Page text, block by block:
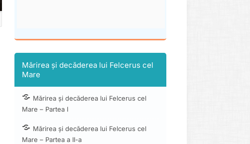
Mărirea și decăderea lui Felcerus cel
Mare
Mărirea și decăderea lui Felcerus cel
Mare – Partea I
Mărirea și decăderea lui Felcerus cel
Mare – Partea a II-a